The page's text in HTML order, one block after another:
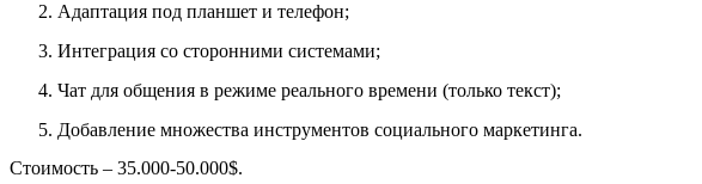
Адаптация под планшет и телефон;
Интеграция со сторонними системами;
Чат для общения в режиме реального времени (только текст);
Добавление множества инструментов социального маркетинга.
Стоимость – 35.000-50.000$.